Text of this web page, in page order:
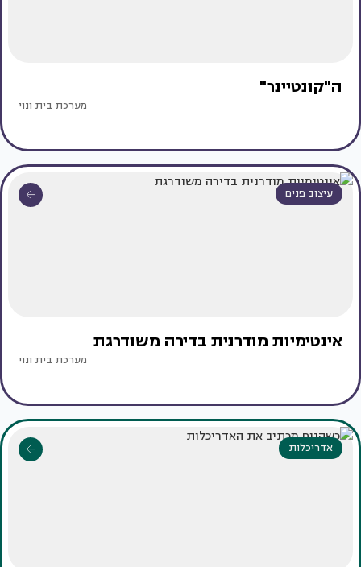
ה"קונטיינר"
מערכת בית ונוי
עיצוב פנים
אינטימיות מודרנית בדירה משודרגת
מערכת בית ונוי
אדריכלות